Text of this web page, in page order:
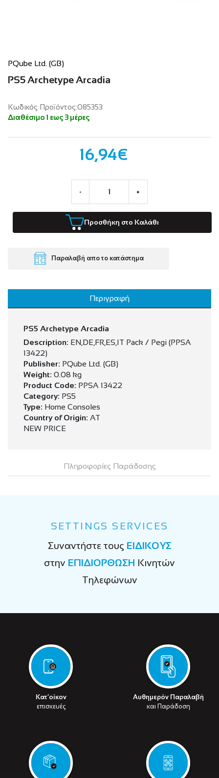
PQube Ltd. (GB)
PS5 Archetype Arcadia
Κωδικός Προϊόντος:085353
Διαθέσιμο 1 εως 3 μέρες
16,94€
- +
Προσθήκη στο Καλάθι
Παραλαβή απο το κατάστημα
Περιγραφή
PS5 Archetype Arcadia
Description: EN,DE,FR,ES,IT Pack / Pegi (PPSA
13422)
Publisher: PQube Ltd. (GB)
Weight: 0.08 kg
Product Code: PPSA 13422
Category: PS5
Type: Home Consoles
Country of Origin: AT
NEW PRICE
Πληροφορίες Παράδοσης
SETTINGS SERVICES
Συναντήστε τους ΕΙΔΙΚΟΥΣ
στην ΕΠΙΔΙΟΡΘΩΣΗ Κινητών
Τηλεφώνων
Κατ’οίκον
επισκευές
Αυθημερόν Παραλαβή
και Παράδοση